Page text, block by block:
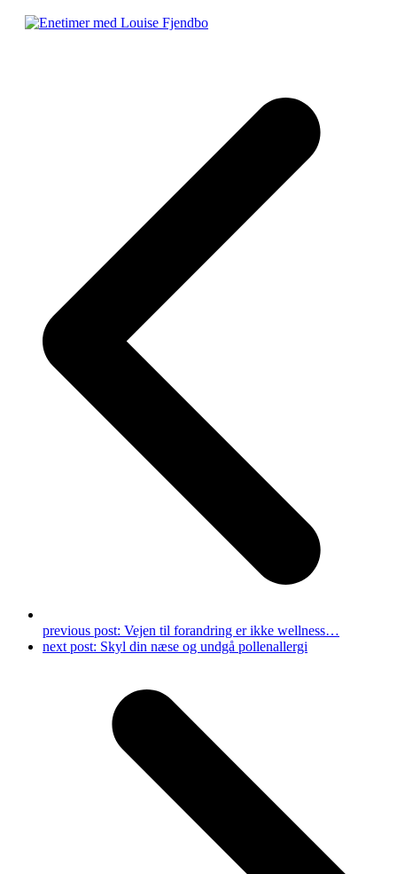
previous post: Vejen til forandring er ikke wellness…
next post: Skyl din næse og undgå pollenallergi